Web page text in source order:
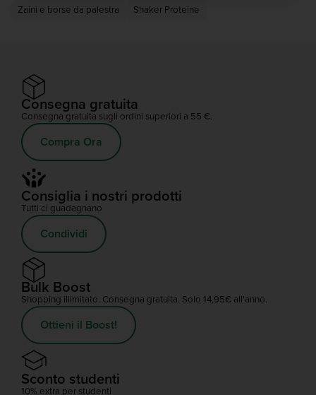
offre una varietà di opzioni per la conservazione degli
Zaini e borse da palestra Shaker Proteine
Consegna gratuita
Consegna gratuita sugli ordini superiori a 55 €.
Compra Ora
Consiglia i nostri prodotti
Tutti ci guadagnano
Condividi
Bulk Boost
Shopping illimitato. Consegna gratuita. Solo 14,95€ all'anno.
Ottieni il Boost!
Sconto studenti
10% extra per studenti